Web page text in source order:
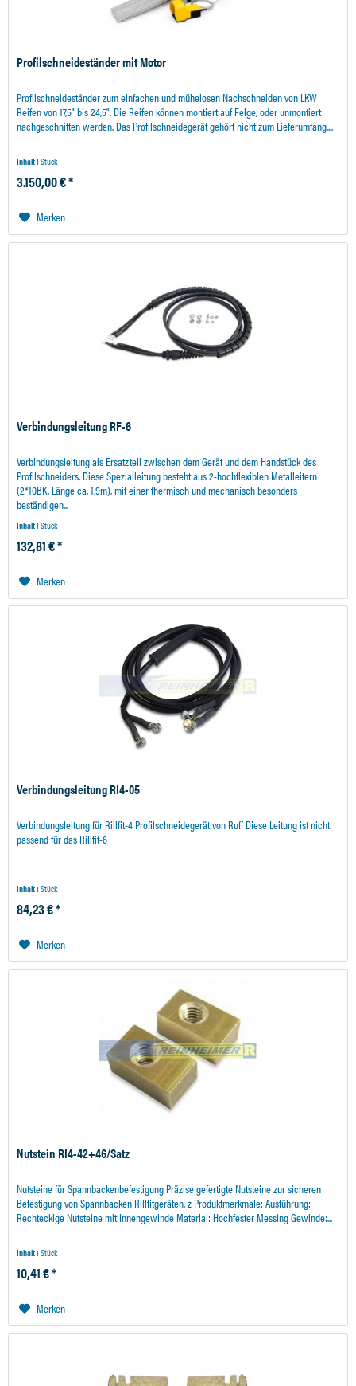
Profilschneideständer mit Motor
Profilschneideständer zum einfachen und mühelosen Nachschneiden von LKW
Reifen von 17,5" bis 24,5". Die Reifen können montiert auf Felge, oder unmontiert
nachgeschnitten werden. Das Profilschneidegerät gehört nicht zum Lieferumfang....
Inhalt1 Stück
3.150,00 € *
Merken
Verbindungsleitung RF-6
Verbindungsleitung als Ersatzteil zwischen dem Gerät und dem Handstück des
Profilschneiders. Diese Spezialleitung besteht aus 2-hochflexiblen Metalleitern
(2*10BK, Länge ca. 1,9m), mit einer thermisch und mechanisch besonders
beständigen...
Inhalt1 Stück
132,81 € *
Merken
Verbindungsleitung RI4-05
Verbindungsleitung für Rillfit-4 Profilschneidegerät von Ruff Diese Leitung ist nicht
passend für das Rillfit-6
Inhalt1 Stück
84,23 € *
Merken
Nutstein RI4-42+46/Satz
Nutsteine für Spannbackenbefestigung Präzise gefertigte Nutsteine zur sicheren
Befestigung von Spannbacken Rillfitgeräten. z Produktmerkmale: Ausführung:
Rechteckige Nutsteine mit Innengewinde Material: Hochfester Messing Gewinde:...
Inhalt1 Stück
10,41 € *
Merken